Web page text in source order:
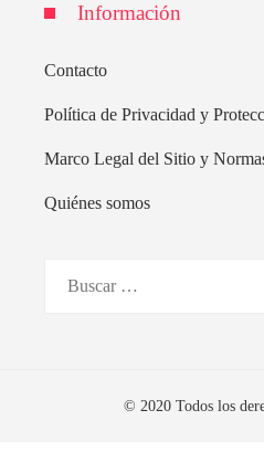
Información
Contacto
Política de Privacidad y
Marco Legal del Sitio y
Quiénes somos
© 2020 Todos los